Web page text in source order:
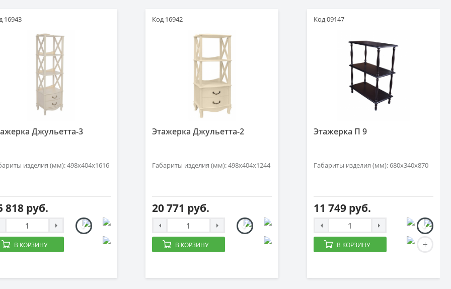
16943
Джульетта-3
изделия (мм): 498х404х1616
818 руб.
В КОРЗИНУ
Код 16942
Этажерка Джульетта-2
Габариты изделия (мм): 498х404х1244
20 771 руб.
В КОРЗИНУ
Код 09147
Этажерка П 9
Габариты изделия (мм): 680х340х870
11 749 руб.
В КОРЗИНУ